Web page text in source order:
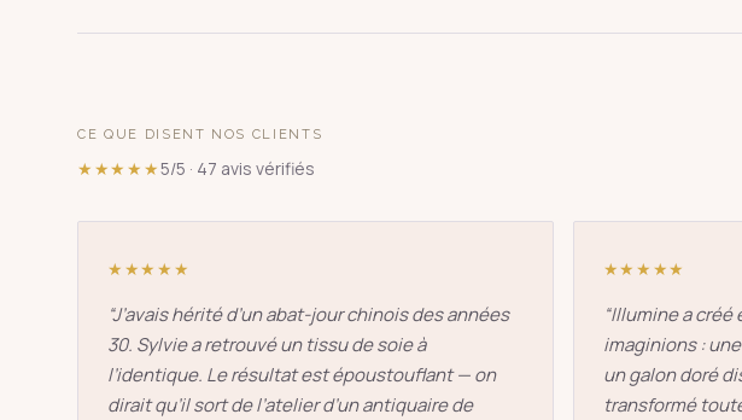
CE QUE DISENT NOS CLIENTS
★★★★★5/5 · 47 avis vérifiés
★★★★★
“J’avais hérité d’un abat-jour chinois des années
30. Sylvie a retrouvé un tissu de soie à
l’identique. Le résultat est époustouflant — on
dirait qu’il sort de l’atelier d’un antiquaire de
★★★★★
“Illumine a créé
imaginions :
un galon doré
transformé